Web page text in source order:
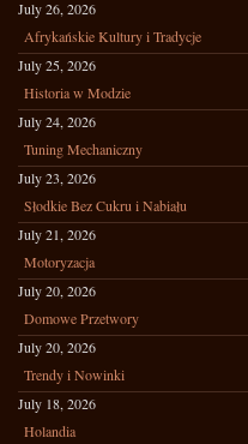
July 26, 2026
Afrykańskie Kultury i Tradycje
July 25, 2026
Historia w Modzie
July 24, 2026
Tuning Mechaniczny
July 23, 2026
Słodkie Bez Cukru i Nabiału
July 21, 2026
Motoryzacja
July 20, 2026
Domowe Przetwory
July 20, 2026
Trendy i Nowinki
July 18, 2026
Holandia